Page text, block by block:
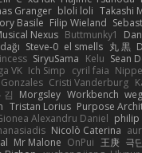
Granger bloli loli Takashi
Basile Filip Wieland
Nexus Buttmunky1
Steve-0 el smells 丸 黒
SiryuSama Kelu Sean
VK Ich Simp cyril faia
Gonzales Cristi Vanderburg
김 Morgsley Workbench
Tristan Lorius Purpose
Alexandru Daniel philip
Nicolò Caterina
Mr Malone OnPui 王庚 극